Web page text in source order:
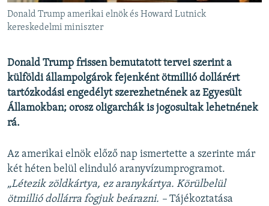
KÖVESSEN MINKET!
Valamennyi RFE/RL weboldal
Donald Trump amerikai elnök és Howard Lutnick
kereskedelmi miniszter
Donald Trump frissen bemutatott tervei szerint a
külföldi állampolgárok fejenként ötmillió dollárért
tartózkodási engedélyt szerezhetnének az Egyesült
Államokban; orosz oligarchák is jogosultak lehetnének
rá.
Az amerikai elnök előző nap ismertette a szerinte már
két héten belül elinduló aranyvízumprogramot.
„Létezik zöldkártya, ez aranykártya. Körülbelül
ötmillió dollárra fogjuk beárazni. – Tájékoztatása